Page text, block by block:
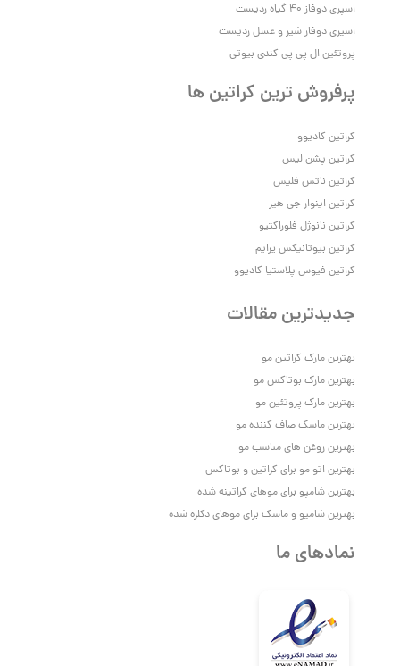
اسپری دوفاز 40 گیاه ردیست
اسپری دوفاز شیر و عسل ردیست
پروتئین ال پی پی کندی بیوتی
پرفروش ترین کراتین ها
کراتین کادیوو
کراتین پشن لیس
کراتین ناتس فلپس
کراتین اینوار جی هیر
کراتین نانوژل فلوراکتیو
کراتین بیوتانیکس پرایم
کراتین فیوس پلاستیا کادیوو
جدیدترین مقالات
بهترین مارک کراتین مو
بهترین مارک بوتاکس مو
بهترین مارک پروتئین مو
بهترین ماسک صاف کننده مو
بهترین روغن های مناسب مو
بهترین اتو مو برای کراتین و بوتاکس
بهترین شامپو برای موهای کراتینه شده
بهترین شامپو و ماسک برای موهای دکلره شده
نمادهای ما